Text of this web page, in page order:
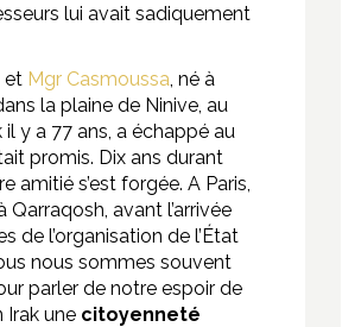
lui avait sadiquement
et Mgr Casmoussa , né à
la plaine de Ninive, au
il y a 77 ans, a échappé au
promis. Dix ans durant
amitié s’est forgée. A Paris,
Qarraqosh, avant l’arrivée
de l’organisation de l’État
nous sommes souvent
parler de notre espoir de
Irak une citoyenneté